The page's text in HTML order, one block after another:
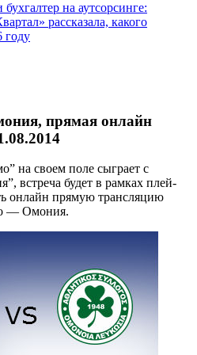
на аутсорсинге:
рассказала, какого
году
прямая онлайн
на своем поле сыграет с
встреча будет в рамках плей-
онлайн прямую трансляцию
— Омония.